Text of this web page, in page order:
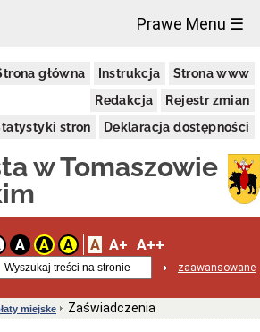
Prawe Menu ☰
główna Instrukcja
Strona www
Redakcja
Rejestr zmian
stron
Deklaracja dostępności
w Tomaszowie
A A A A A+ A++
zaawansowane
miejske Zaświadczenia
×